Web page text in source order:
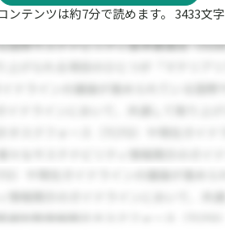
ンテンツは約7分で読めます。 3433文字